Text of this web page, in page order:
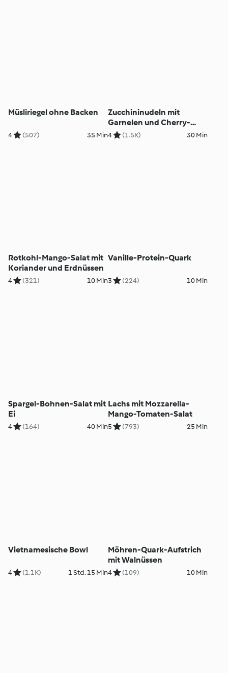
Müsliriegel ohne Backen
4 (507) 35 Min
Zucchininudeln mit
Garnelen und Cherry-
Tomaten
4 (1.5K) 30 Min
Rotkohl-Mango-Salat mit
Koriander und Erdnüssen
4 (321) 10 Min
Vanille-Protein-Quark
3 (224) 10 Min
Spargel-Bohnen-Salat mit
Ei
4 (164) 40 Min
Lachs mit Mozzarella-
Mango-Tomaten-Salat
5 (793) 25 Min
Vietnamesische Bowl
4 (1.1K) 1 Std. 15 Min
Möhren-Quark-Aufstrich
mit Walnüssen
4 (109) 10 Min